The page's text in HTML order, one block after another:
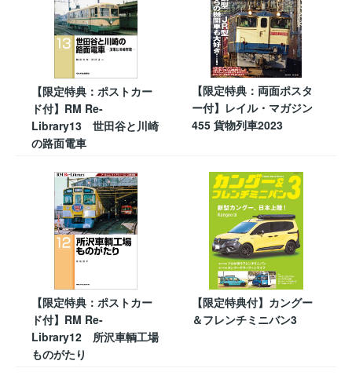
【限定特典：ポストカー
ド付】RM Re-
Library13 世田谷と川崎
の路面電車
【限定特典：両面ポスタ
ー付】レイル・マガジン
455 貨物列車2023
【限定特典：ポストカー
ド付】RM Re-
Library12 所沢車輌工場
ものがたり
【限定特典付】カングー
＆フレンチミニバン3